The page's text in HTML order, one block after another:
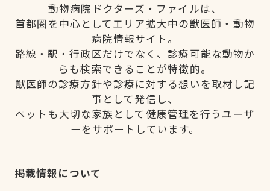
動物病院ドクターズ・ファイルは、
首都圏を中心としてエリア拡大中の獣医師・動物
病院情報サイト。
路線・駅・行政区だけでなく、診療可能な動物か
らも検索できることが特徴的。
獣医師の診療方針や診療に対する想いを取材し記
事として発信し、
ペットも大切な家族として健康管理を行うユーザ
ーをサポートしています。
掲載情報について